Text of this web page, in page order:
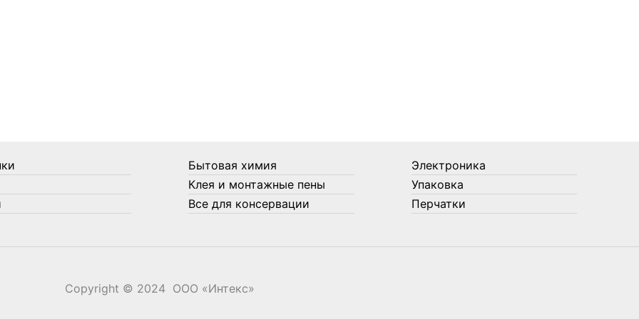
Бытовая химия
Клея и монтажные пены
Все для консервации
Электроника
Упаковка
Перчатки
Copyright © 2024 ООО «‎Интекс»‎